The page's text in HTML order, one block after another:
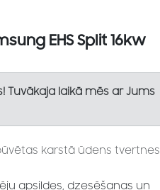
EHS Split 16kw
Tuvākaja laikā mēs ar Jums
karstā ūdens tvertnes
apsildes, dzesēšanas un